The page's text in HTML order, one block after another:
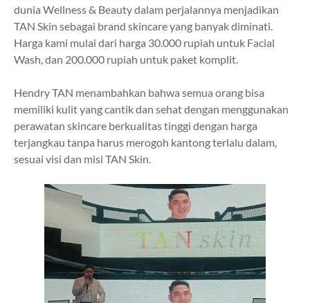
dunia Wellness & Beauty dalam perjalannya menjadikan
TAN Skin sebagai brand skincare yang banyak diminati.
Harga kami mulai dari harga 30.000 rupiah untuk Facial
Wash, dan 200.000 rupiah untuk paket komplit.
Hendry TAN menambahkan bahwa semua orang bisa
memiliki kulit yang cantik dan sehat dengan menggunakan
perawatan skincare berkualitas tinggi dengan harga
terjangkau tanpa harus merogoh kantong terlalu dalam,
sesuai visi dan misi TAN Skin.